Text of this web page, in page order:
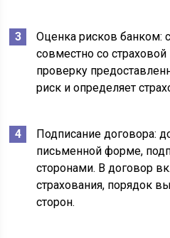
Оценка рисков банком:
совместно со
проверку
риск и определяет
Подписание договора:
письменной форме,
сторонами. В договор
страхования, порядок
сторон.